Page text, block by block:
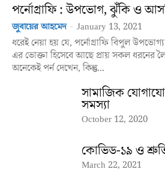
পর্নোগ্রাফি : উপভোগ, ঝুঁকি ও
জুবায়ের আহমেদ - January 13, 2021
ধরেই নেয়া হয় যে, পর্নোগ্রাফি বিপুল
এর ভোক্তা হিসেবে আছে প্রায় সকল ধরনের
অনেকেই পর্ন দেখেন, কিন্তু...
সামাজিক
সমস্যা
October 12, 2020
কোভিড-১৯ ও
March 22, 2021